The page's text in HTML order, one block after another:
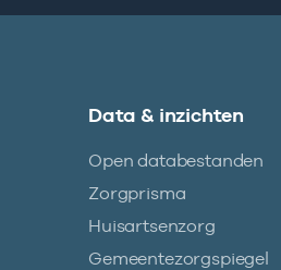
Data & inzichten
Open databestanden
Zorgprisma
Huisartsenzorg
Gemeentezorgspiegel